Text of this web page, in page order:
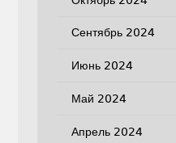
Сентябрь 2024
Июнь 2024
Май 2024
Апрель 2024